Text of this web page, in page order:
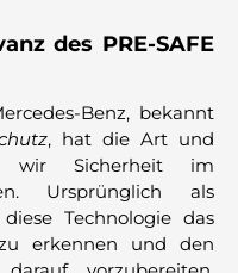
des PRE-SAFE
Benz, bekannt
, hat die Art und
wir Sicherheit im
Ursprünglich als
Technologie das
erkennen und den